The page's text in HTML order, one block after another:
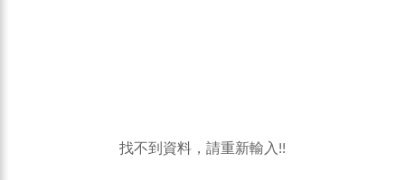
找不到資料，請重新輸入!!